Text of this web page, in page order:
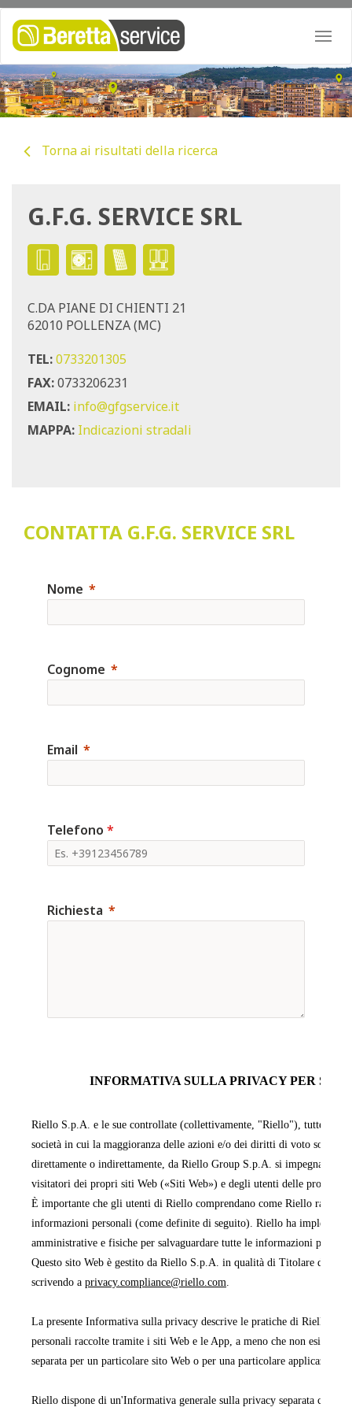
Torna ai risultati della ricerca
G.F.G. SERVICE SRL
C.DA PIANE DI CHIENTI 21
62010 POLLENZA (MC)
TEL:0733201305
FAX:0733206231
EMAIL: info@gfgservice.it
MAPPA: Indicazioni stradali
CONTATTA G.F.G. SERVICE SRL
Nome
Cognome
Email
Telefono *
Richiesta
INFORMATIVA SULLA PRIVACY PER SITI
Riello S.p.A. e le sue controllate (collettivamente, "Riello"), tutte
società in cui la maggioranza delle azioni e/o dei diritti di voto sono
direttamente o indirettamente, da Riello Group S.p.A. si impegnano a
visitatori dei propri siti Web («Siti Web») e degli utenti delle proprie
È importante che gli utenti di Riello comprendano come Riello
informazioni personali (come definite di seguito). Riello ha
amministrative e fisiche per salvaguardare tutte le informazioni
Questo sito Web è gestito da Riello S.p.A. in qualità di Titolare del
scrivendo a privacy.compliance@riello.com
La presente Informativa sulla privacy descrive le pratiche di Riello
personali raccolte tramite i siti Web e le App, a meno che non esista
separata per un particolare sito Web o per una particolare applicazione
Riello dispone di un'Informativa generale sulla privacy separata che